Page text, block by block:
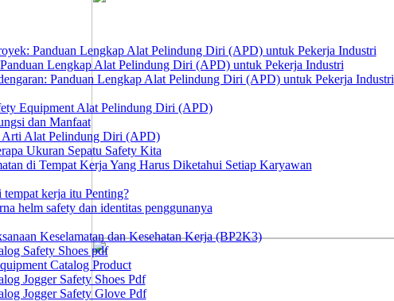
Panduan Lengkap Alat Pelindung Diri (APD) untuk Pekerja Industri
Lengkap Alat Pelindung Diri (APD) untuk Pekerja Industri
Panduan Lengkap Alat Pelindung Diri (APD) untuk Pekerja Industri
Equipment Alat Pelindung Diri (APD)
dan Manfaat
Arti Alat Pelindung Diri (APD)
Ukuran Sepatu Safety Kita
di Tempat Kerja Yang Harus Diketahui Setiap Karyawan
tempat kerja itu Penting?
helm safety dan identitas penggunanya
Keselamatan dan Kesehatan Kerja (BP2K3)
Safety Shoes pdf
Catalog Product
Jogger Safety Shoes Pdf
Jogger Safety Glove Pdf